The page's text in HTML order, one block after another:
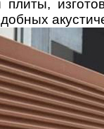
Акустическая система Music
плиты,